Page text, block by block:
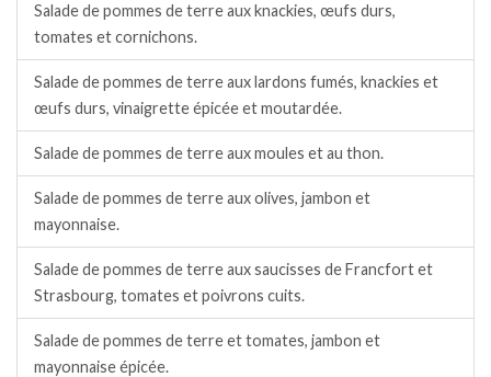
Salade de pommes de terre aux knackies, œufs durs,
tomates et cornichons.
Salade de pommes de terre aux lardons fumés, knackies et
œufs durs, vinaigrette épicée et moutardée.
Salade de pommes de terre aux moules et au thon.
Salade de pommes de terre aux olives, jambon et
mayonnaise.
Salade de pommes de terre aux saucisses de Francfort et
Strasbourg, tomates et poivrons cuits.
Salade de pommes de terre et tomates, jambon et
mayonnaise épicée.